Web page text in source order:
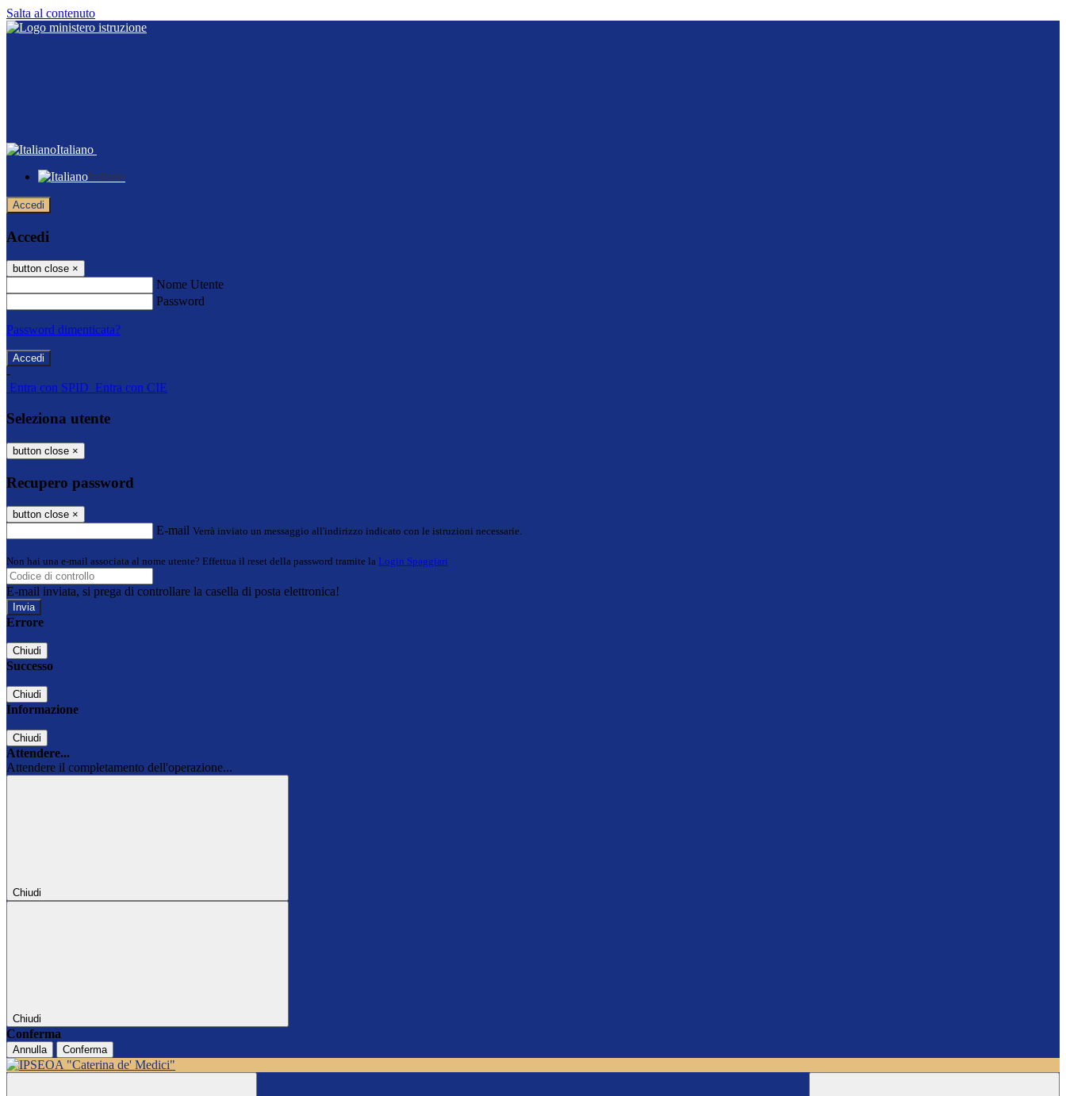
Salta al contenuto
Italiano
Italiano
Accedi
Accedi
button close ×
Nome Utente
Password
Password dimenticata?
-
Entra con SPID Entra con CIE
Seleziona utente
button close ×
Recupero password
button close ×
E-mail Verrà inviato un messaggio all'indirizzo indicato con le istruzioni necessarie.
Non hai una e-mail associata al nome utente? Effettua il reset della password tramite la Login Spaggiari
E-mail inviata, si prega di controllare la casella di posta elettronica!
Errore
Chiudi
Successo
Chiudi
Informazione
Chiudi
Attendere...
Attendere il completamento dell'operazione...
Chiudi
Chiudi
Conferma
Annulla Conferma